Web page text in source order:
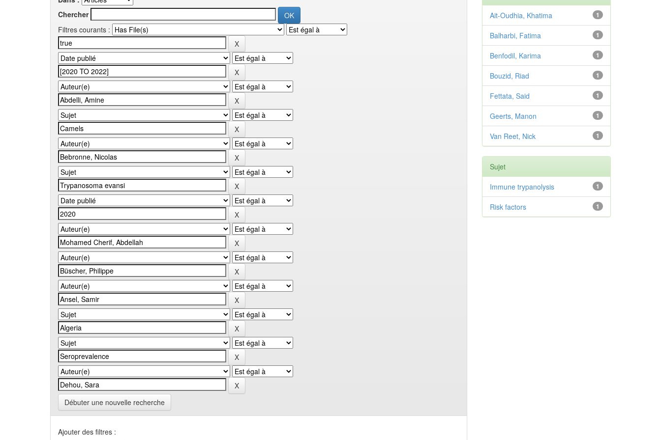
Chercher
Filtres courants :
Débuter une nouvelle recherche
Ajouter des filtres :
1
Ait-Oudhia, Khatima
1
Balharbi, Fatima
1
Benfodil, Karima
1
Bouzid, Riad
1
Fettata, Said
1
Geerts, Manon
1
Van Reet, Nick
Sujet
1
Immune trypanolysis
1
Risk factors